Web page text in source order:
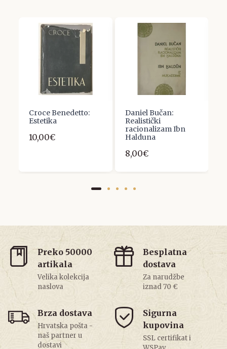
Croce Benedetto:
Estetika
10,00€
Daniel Bučan:
Realistički
racionalizam Ibn
Halduna
8,00€
Preko 50000
artikala
Velika kolekcija
naslova
Besplatna
dostava
Za narudžbe
iznad 70 €
Brza dostava
Hrvatska pošta -
naš partner u
dostavi
Sigurna
kupovina
SSL certifikat i